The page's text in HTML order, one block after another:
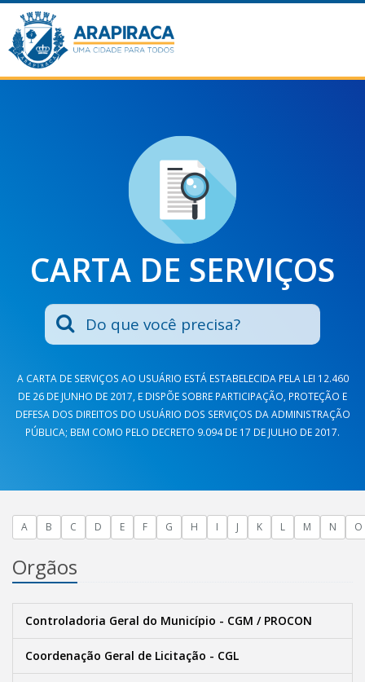
CARTA DE SERVIÇOS
A CARTA DE SERVIÇOS AO USUÁRIO ESTÁ ESTABELECIDA PELA LEI 12.460
DE 26 DE JUNHO DE 2017, E DISPÕE SOBRE PARTICIPAÇÃO, PROTEÇÃO E
DEFESA DOS DIREITOS DO USUÁRIO DOS SERVIÇOS DA ADMINISTRAÇÃO
PÚBLICA; BEM COMO PELO DECRETO 9.094 DE 17 DE JULHO DE 2017.
A B C D E F G H I J K L M N O
Orgãos
Controladoria Geral do Município - CGM / PROCON
Coordenação Geral de Licitação - CGL